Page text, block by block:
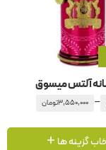
آلتس میسوق
–
3,550,000تومان
گزینه ها